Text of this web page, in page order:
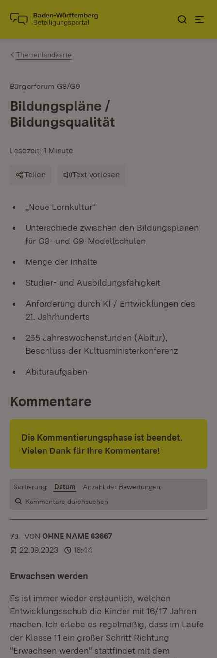
Zum Inhalt springen
Link zur Startseite
Themenlandkarte
Bürgerforum G8/G9
Bildungspläne /
Bildungsqualität
Lesezeit: 1 Minute
Teilen Text vorlesen
„Neue Lernkultur“
Unterschiede zwischen den Bildungsplänen
für G8- und G9-Modellschulen
Menge der Inhalte
Studier- und Ausbildungsfähigkeit
Anforderung durch KI / Entwicklungen des
21. Jahrhunderts
265 Jahreswochenstunden (Abitur),
Beschluss der Kultusministerkonferenz
Abituraufgaben
Kommentare
Die Kommentierungsphase ist beendet.
Vielen Dank für Ihre Kommentare!
Kommentare durchsuchen
Sortierung: Datum Anzahl der Bewertungen
79. KOMMENTAR
VON :OHNE NAME 63667
22.09.2023
16:44
Erwachsen werden
Es ist immer wieder erstaunlich, welchen
Entwicklungsschub die Kinder mit 16/17 Jahren
machen. Ich erlebe es regelmäßig, dass im Laufe
der Klasse 11 ein großer Schritt Richtung
"Erwachsen werden" stattfindet mit dem